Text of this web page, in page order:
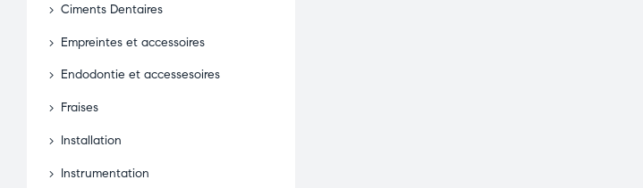
Ciments Dentaires
Empreintes et accessoires
Endodontie et accessesoires
Fraises
Installation
Instrumentation